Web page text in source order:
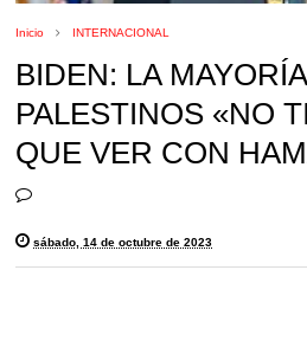
Inicio INTERNACIONAL
BIDEN: LA
PALESTINOS «NO
QUE VER CON
sábado, 14 de octubre de 2023